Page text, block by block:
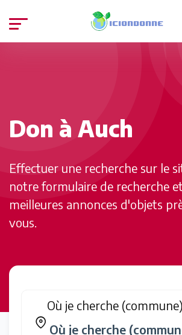
Don à Auch
Effectuer une recherche sur le
notre formulaire de recherche
meilleures annonces d'objets
vous.
Où je cherche (commune)